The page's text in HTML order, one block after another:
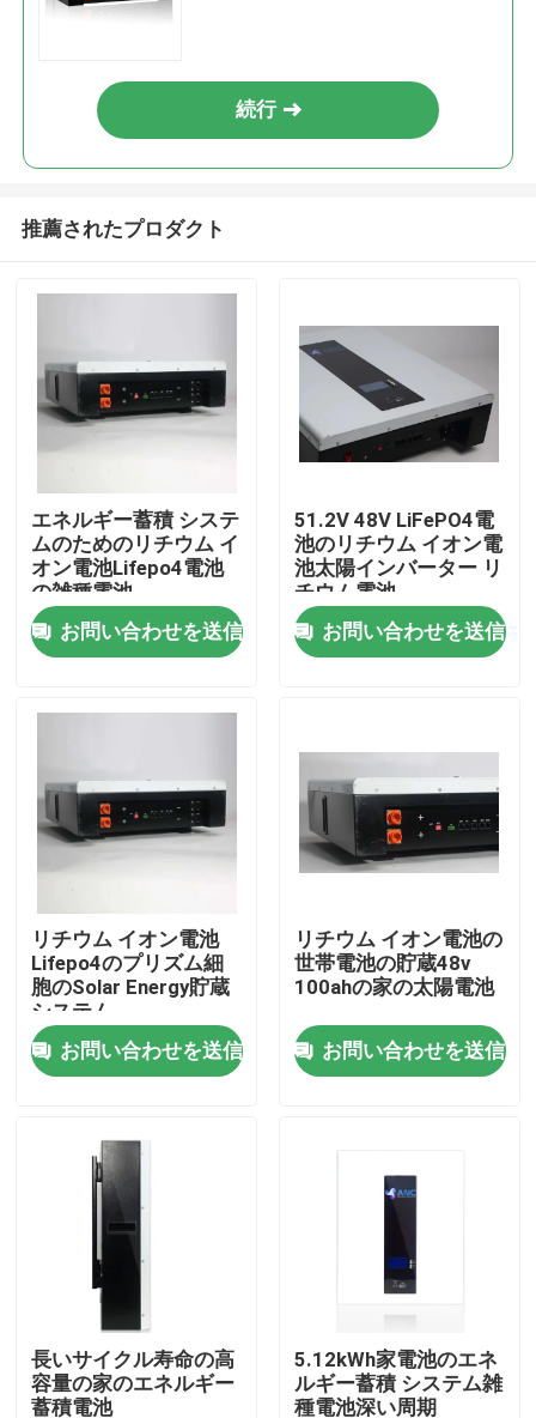
製品
企業情報
会社案内
品質管理
ニュース
すべての場合
世帯電池の貯蔵
住宅用蓄電池システム
続行
推薦されたプロダクト
エネルギー蓄積 システ
ムのためのリチウム イ
オン電池Lifepo4電池
の雑種電池
お問い合わせを送信
51.2V 48V LiFePO4電
池のリチウム イオン電
池太陽インバーター リ
チウム電池
お問い合わせを送信
リチウム イオン電池
Lifepo4のプリズム細
胞のSolar Energy貯蔵
システム
お問い合わせを送信
リチウム イオン電池の
世帯電池の貯蔵48v
100ahの家の太陽電池
お問い合わせを送信
長いサイクル寿命の高
容量の家のエネルギー
蓄積電池
5.12kWh家電池のエネ
ルギー蓄積 システム雑
種電池深い周期